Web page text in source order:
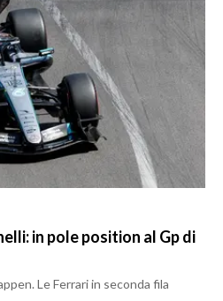
in pole position al Gp di
Le Ferrari in seconda fila